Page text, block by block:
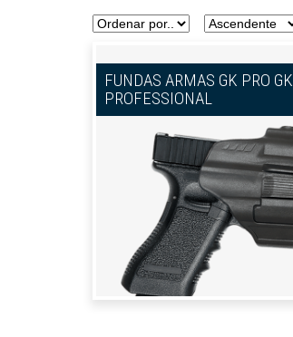
FUNDAS ARMAS GK PRO GK
PROFESSIONAL